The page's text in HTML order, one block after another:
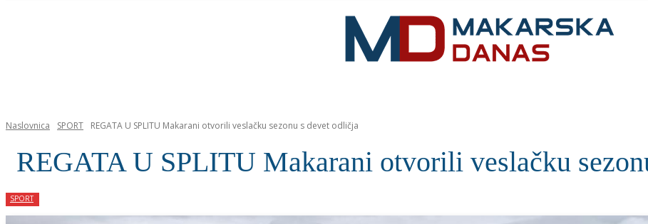
Naslovnica SPORT REGATA U SPLITU Makarani otvorili veslačku sezonu s devet odličja
REGATA U SPLITU Makarani otvorili veslačku
SPORT